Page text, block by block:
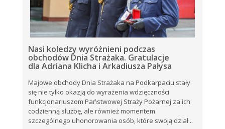
Nasi koledzy wyróżnieni podczas
obchodów Dnia Strażaka. Gratulacje
dla Adriana Klicha i Arkadiusza Pałysa
Majowe obchody Dnia Strażaka na Podkarpaciu stały
się nie tylko okazją do wyrażenia wdzięczności
funkcjonariuszom Państwowej Straży Pożarnej za ich
codzienną służbę, ale również momentem
szczególnego uhonorowania osób, które swoją dział ..